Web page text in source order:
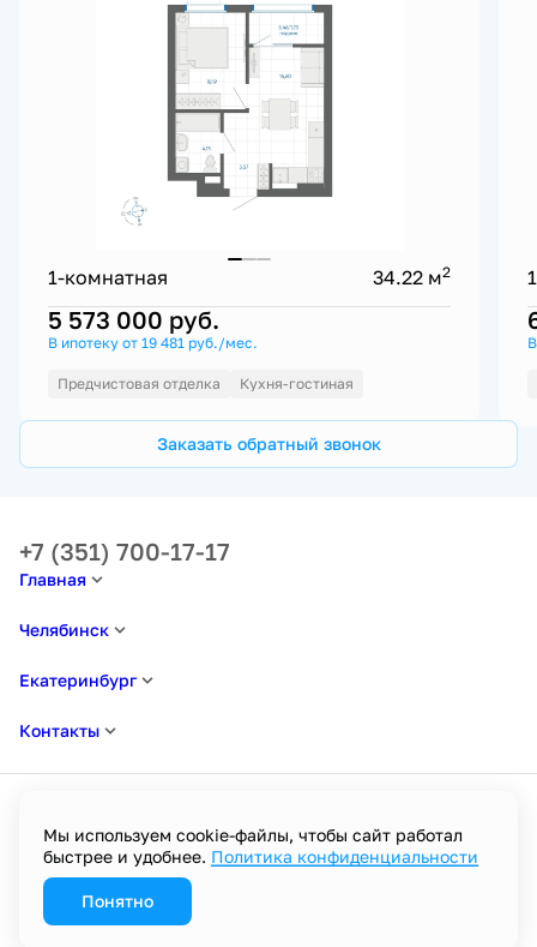
1-комнатная 34.22 м2
5 573 000 руб.
В ипотеку от 19 481 руб./мес.
Предчистовая отделка Кухня-гостиная
Заказать обратный звонок
Главная
Челябинск
Екатеринбург
Контакты
+7 (351) 700-17-17
Политика в отношении обработки персональных данных
Пользовательское соглашение
Мы используем cookie-файлы, чтобы сайт работал
быстрее и удобнее. Политика конфиденциальности
Понятно